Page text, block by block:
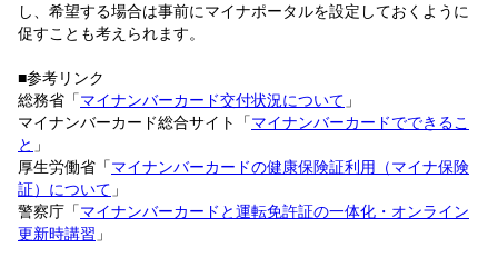
し、希望する場合は事前にマイナポータルを設定しておくように
促すことも考えられます。
■参考リンク
総務省「マイナンバーカード交付状況について 」
マイナンバーカード総合サイト「マイナンバーカードでできるこ
と 」
厚生労働省「マイナンバーカードの健康保険証利用（マイナ保険
証）について 」
警察庁「マイナンバーカードと運転免許証の一体化・オンライン
更新時講習 」